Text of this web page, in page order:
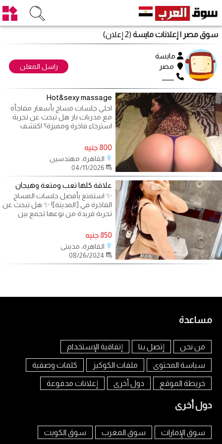
سوق مصر | إعلانات مايسة (2 إعلان)
مايسة
مصر
راسل المعلن
Hot&sexy massage
احلي جلسات مساج بأسعار مفاجأه
مع مدربات نار هل تبحث عن تجربة
استرخاء فاخرة ومميزة؟ اكتشف
800 جنيه
القاهرة، مهندسين
علاقة كلها تعب ومتعة وهيجان
✨ استمتع بأفضل جلسات المساج
الفاخرة في [المدينة]! ✨ هل تبحث عن
تجربة فريدة من نوعها تجمع بين
850 جنيه
القاهرة، مدينتي
مساعدة
من نحن إتصل بنا إتفاقية الإستخدام
سياسة المحتوى ملفات الكوكيز كلمات وصفية
خريطة الموقع دول أخرى إعلانات مدفوعة
دول أخرى
سوق الإمارات سوق المغرب سوق الكويت